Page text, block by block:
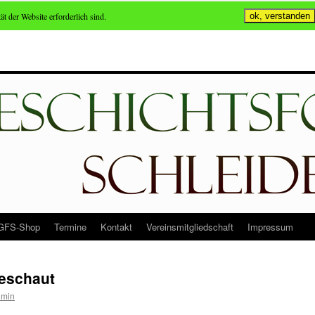
Shop Termine Kontakt Vereinsmitgliedschaft Impressum
der Website erforderlich sind. ok, verstanden